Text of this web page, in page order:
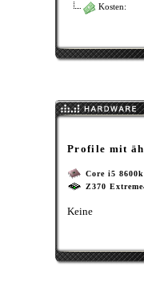
Kosten:
Profile mit
Core i5 8600k
Z370
Keine